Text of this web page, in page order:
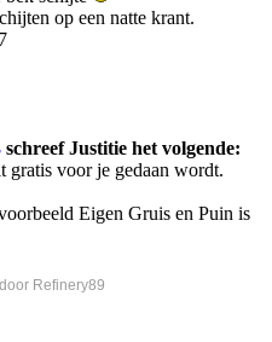
op een natte krant.
schreef Justitie het volgende:
gratis voor je gedaan wordt.
Eigen Gruis en Puin is
Refinery89